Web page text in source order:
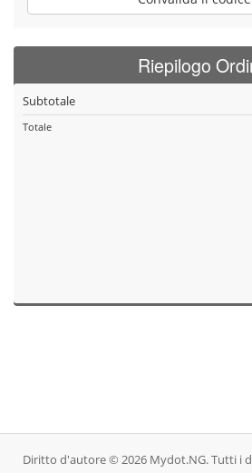
Riepilogo
Subtotale
Totale
Diritto d'autore © 2026 Mydot.NG. Tutti i